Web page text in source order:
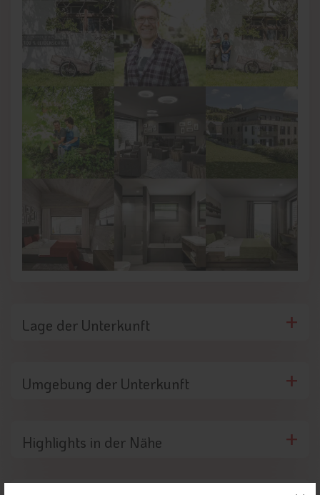
Wintersportparadies. Winterurlauber haben die Wahl zwischen
zwei großen, modernen Skigebieten in der Umgebung: der
SkiWelt Wilder Kaiser – Brixental
und dem
Skigebiet
. Ersteres umfasst rund 275 Kilometer Skipisten, einen
Snowpark, Rodelstrecken und Gastronomie. Im Skigebiet
KitzSki können sich Winterurlauber auf weitere 200
Pistenkilometer freuen. Auch Winterwanderungen und
Schneeschuhtouren sowie Skilanglauf sind vom Chalet Das
Heimsitz aus möglich.
Lage der Unterkunft
Umgebung der Unterkunft
Highlights in der Nähe